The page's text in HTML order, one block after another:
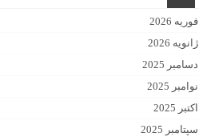
فوریه 2026
ژانویه 2026
دسامبر 2025
نوامبر 2025
اکتبر 2025
سپتامبر 2025